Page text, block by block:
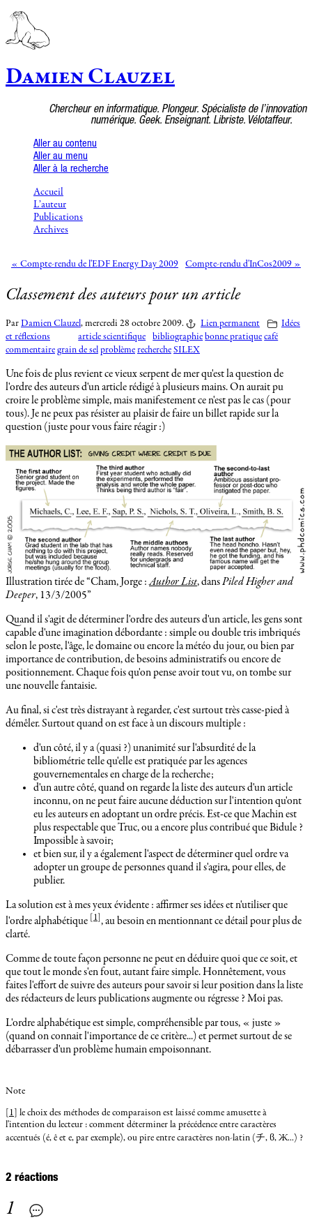
Damien Clauzel
Chercheur en informatique. Plongeur. Spécialiste de l’innovation
numérique. Geek. Enseignant. Libriste. Vélotaffeur.
Aller au contenu
Aller au menu
Aller à la recherche
Accueil
L’auteur
Publications
Archives
« Compte-rendu de l'EDF Energy Day 2009 Compte-rendu d'InCos2009 »
Classement des auteurs pour un article
Par Damien Clauzel, mercredi 28 octobre 2009. Lien permanent
Idées
et réflexions
article scientifique bibliographie bonne pratique café
commentaire grain de sel problème recherche SILEX
Une fois de plus revient ce vieux serpent de mer qu'est la question de
l'ordre des auteurs d'un article rédigé à plusieurs mains. On aurait pu
croire le problème simple, mais manifestement ce n'est pas le cas (pour
tous). Je ne peux pas résister au plaisir de faire un billet rapide sur la
question (juste pour vous faire réagir :)
Illustration tirée de Cham, Jorge :Author List, dansPiled Higher and
Deeper, 13/3/2005
Quand il s'agit de déterminer l'ordre des auteurs d'un article, les gens sont
capable d'une imagination débordante : simple ou double tris imbriqués
selon le poste, l'âge, le domaine ou encore la météo du jour, ou bien par
importance de contribution, de besoins administratifs ou encore de
positionnement. Chaque fois qu'on pense avoir tout vu, on tombe sur
une nouvelle fantaisie.
Au final, si c'est très distrayant à regarder, c'est surtout très casse-pied à
démêler. Surtout quand on est face à un discours multiple :
d'un côté, il y a (quasi ?) unanimité sur l'absurdité de la
bibliométrie telle qu'elle est pratiquée par les agences
gouvernementales en charge de la recherche;
d'un autre côté, quand on regarde la liste des auteurs d'un article
inconnu, on ne peut faire aucune déduction sur l'intention qu'ont
eu les auteurs en adoptant un ordre précis. Est-ce que Machin est
plus respectable que Truc, ou a encore plus contribué que Bidule ?
Impossible à savoir;
et bien sur, il y a également l'aspect de déterminer quel ordre va
adopter un groupe de personnes quand il s'agira, pour elles, de
publier.
La solution est à mes yeux évidente : affirmer ses idées et n'utiliser que
l'ordre alphabétique [ 1 ], au besoin en mentionnant ce détail pour plus de
clarté.
Comme de toute façon personne ne peut en déduire quoi que ce soit, et
que tout le monde s'en fout, autant faire simple. Honnêtement, vous
faites l'effort de suivre des auteurs pour savoir si leur position dans la liste
des rédacteurs de leurs publications augmente ou régresse ? Moi pas.
L'ordre alphabétique est simple, compréhensible par tous, « juste »
(quand on connait l'importance de ce critère...) et permet surtout de se
débarrasser d'un problème humain empoisonnant.
Note
1 ] le choix des méthodes de comparaison est laissé comme amusette à
l'intention du lecteur : comment déterminer la précédence entre caractères
accentués (é, ê et e, par exemple), ou pire entre caractères non-latin (チ, ϐ, Ж...) ?
2 réactions
1